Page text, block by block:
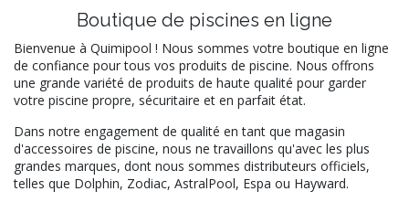
Boutique de piscines en ligne
Bienvenue à Quimipool ! Nous sommes votre boutique en ligne
de confiance pour tous vos produits de piscine. Nous offrons
une grande variété de produits de haute qualité pour garder
votre piscine propre, sécuritaire et en parfait état.
Dans notre engagement de qualité en tant que magasin
d'accessoires de piscine, nous ne travaillons qu'avec les plus
grandes marques, dont nous sommes distributeurs officiels,
telles que Dolphin, Zodiac, AstralPool, Espa ou Hayward.